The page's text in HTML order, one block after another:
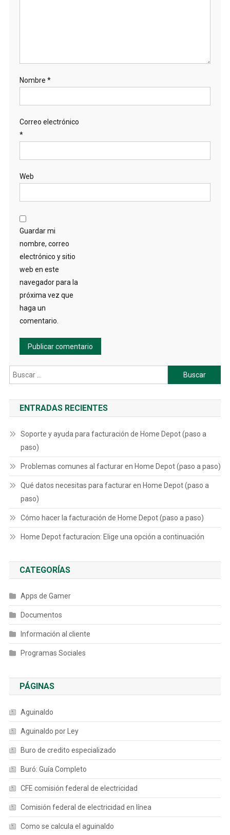
Nombre *
Correo electrónico
*
Web
Guardar mi
nombre, correo
electrónico y sitio
web en este
navegador para la
próxima vez que
haga un
comentario.
Buscar:
ENTRADAS RECIENTES
Soporte y ayuda para facturación de Home Depot (paso a
paso)
Problemas comunes al facturar en Home Depot (paso a paso)
Qué datos necesitas para facturar en Home Depot (paso a
paso)
Cómo hacer la facturación de Home Depot (paso a paso)
Home Depot facturacion: Elige una opción a continuación
CATEGORÍAS
Apps de Gamer
Documentos
Información al cliente
Programas Sociales
PÁGINAS
Aguinaldo
Aguinaldo por Ley
Buro de credito especializado
Buró: Guía Completo
CFE comisión federal de electricidad
Comisión federal de electricidad en línea
Como se calcula el aguinaldo